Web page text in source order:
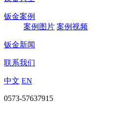
钣金案例
案例图片 案例视频
钣金新闻
联系我们
中文 EN
0573-57637915